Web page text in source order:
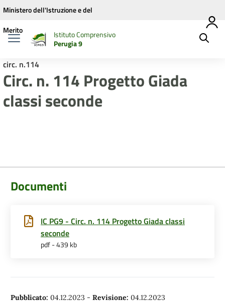
Vai ai contenuti
Vai al menu di navigazione
Vai al footer
Ministero dell'Istruzione e del
Merito
Istituto Comprensivo
Perugia 9
circ. n.114
Circ. n. 114 Progetto Giada
classi seconde
Documenti
IC PG9 - Circ. n. 114 Progetto Giada classi
seconde
pdf - 439 kb
Pubblicato: 04.12.2023 - Revisione: 04.12.2023